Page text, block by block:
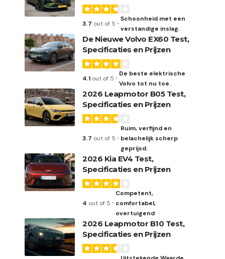
3.7 out of 5
Schoonheid met een
verstandige inslag.
De Nieuwe Volvo EX60 Test,
Specificaties en Prijzen
4.1 out of 5
De beste elektrische
Volvo tot nu toe.
2026 Leapmotor B05 Test,
Specificaties en Prijzen
3.7 out of 5
Ruim, verfijnd en
belachelijk scherp
geprijsd.
2026 Kia EV4 Test,
Specificaties en Prijzen
4 out of 5
Competent,
comfortabel,
overtuigend
2026 Leapmotor B10 Test,
Specificaties en Prijzen